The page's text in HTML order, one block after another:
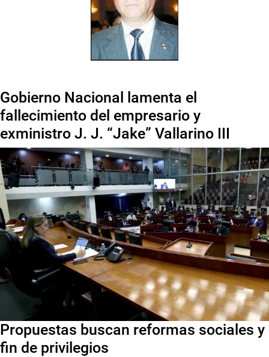
Gobierno Nacional lamenta el
fallecimiento del empresario y
exministro J. J. “Jake” Vallarino III
Propuestas buscan reformas sociales y
fin de privilegios